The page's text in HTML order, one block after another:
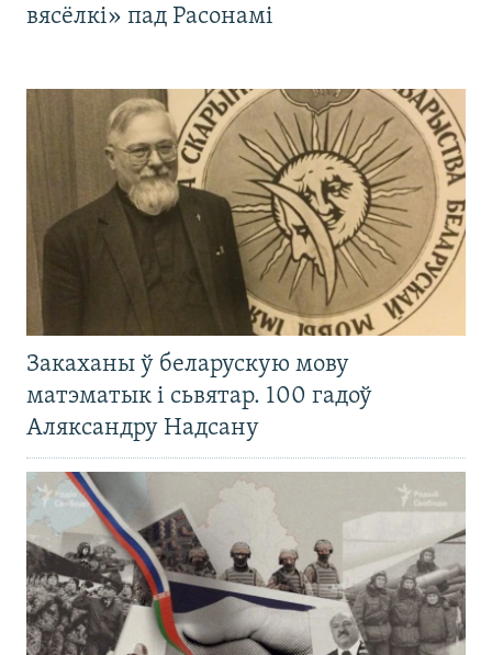
вясёлкі» пад Расонамі
Закаханы ў беларускую мову
матэматык і сьвятар. 100 гадоў
Аляксандру Надсану